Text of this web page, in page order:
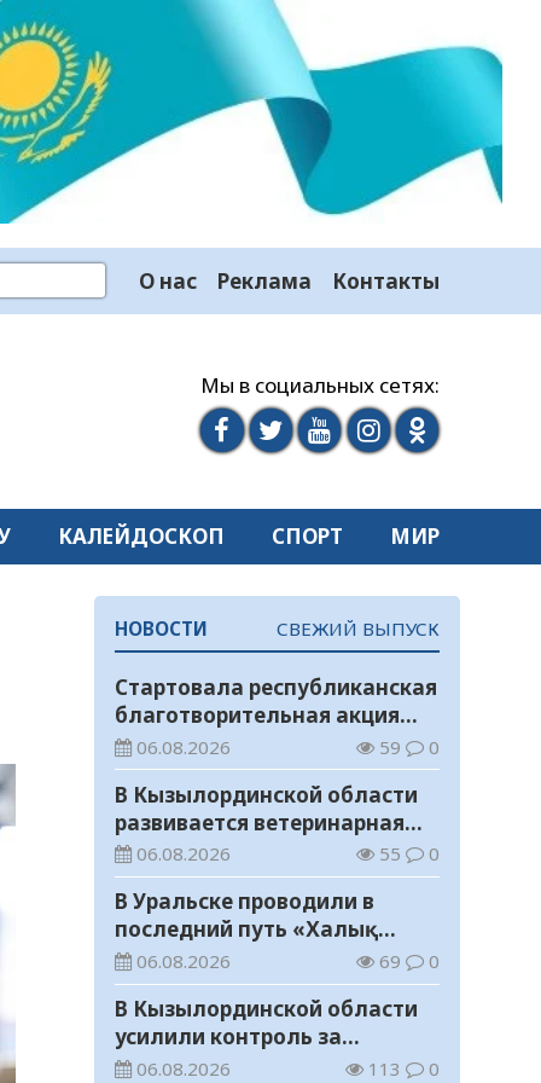
О нас Реклама Контакты
Мы в социальных сетях:
КАЛЕЙДОСКОП СПОРТ МИР
НОВОСТИ СВЕЖИЙ ВЫПУСК
Стартовала республиканская
благотворительная акция
«Дорога в школу»
06.08.2026 59 0
В Кызылординской области
развивается ветеринарная
отрасль
06.08.2026 55 0
В Уральске проводили в
последний путь «Халық
Қаһарманы» Ивана
Степановича Гапича
06.08.2026 69 0
В Кызылординской области
усилили контроль за
финансовой дисциплиной
06.08.2026 113 0